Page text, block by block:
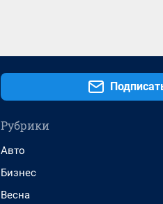
Рубрики
Авто
Бизнес
Весна